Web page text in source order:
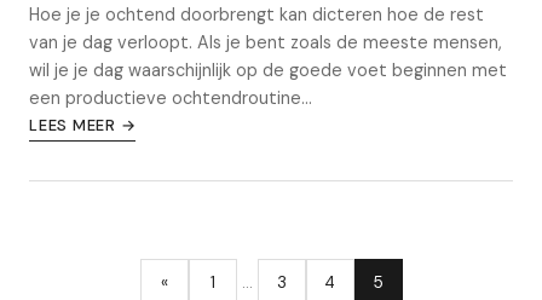
Hoe je je ochtend doorbrengt kan dicteren hoe de rest
van je dag verloopt. Als je bent zoals de meeste mensen,
wil je je dag waarschijnlijk op de goede voet beginnen met
een productieve ochtendroutine...
LEES MEER →
« 1 … 3 4 5